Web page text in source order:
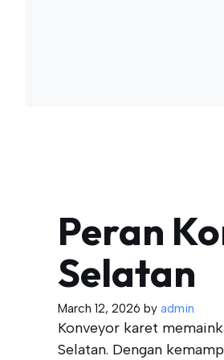
Peran
Selatan
March 12, 2026 by admin
Konveyor karet
Selatan. Dengan